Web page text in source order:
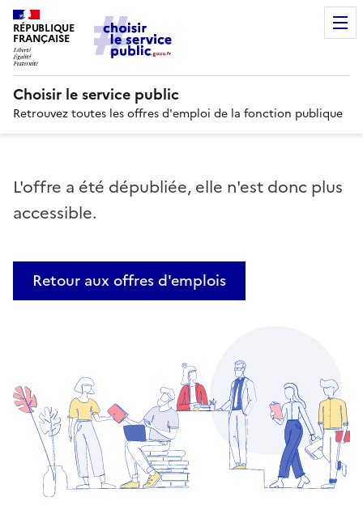
RÉPUBLIQUE
FRANÇAISE
Choisir le service public
Retrouvez toutes les offres d'emploi de la fonction publique
L'offre a été dépubliée, elle n'est donc plus
accessible.
Retour aux offres d'emplois